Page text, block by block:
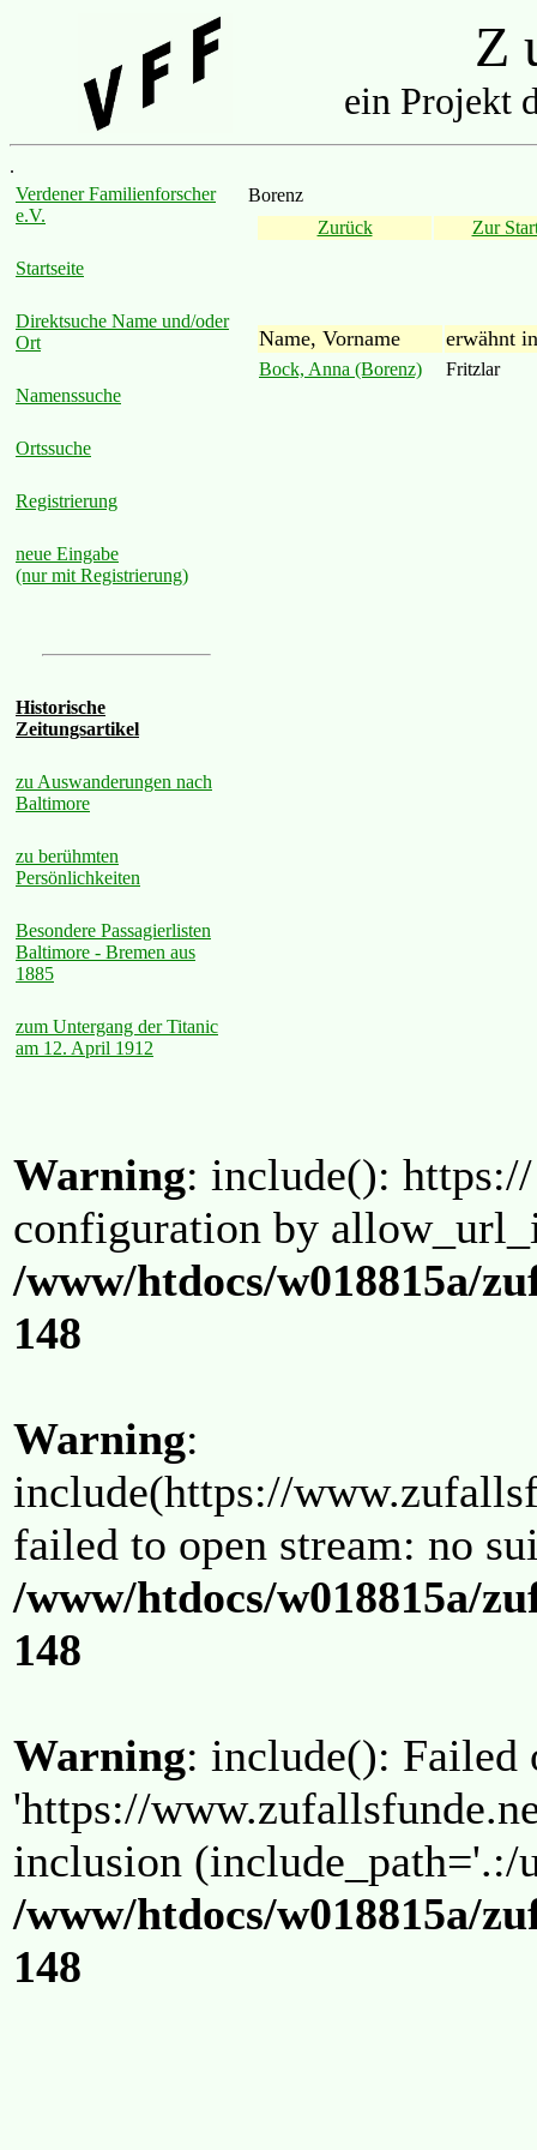
Z
ein Projekt
.
Verdener Familienforscher
e.V.
Startseite
Direktsuche Name und/oder
Ort
Namenssuche
Ortssuche
Registrierung
neue Eingabe
(nur mit Registrierung)
Historische
Zeitungsartikel
zu Auswanderungen nach
Baltimore
zu berühmten
Persönlichkeiten
Besondere Passagierlisten
Baltimore - Bremen aus
1885
zum Untergang der Titanic
am 12. April 1912
Borenz
Zurück
Zur
Name, Vorname erwähnt in
Bock, Anna (Borenz) Fritzlar
Warning: include():
configuration by
/www/htdocs/w018815a/
148
Warning:
include(https://
failed to open stream: no
/www/htdocs/w018815a/
148
Warning: include(): Failed
'https://
inclusion (include_path='.:/
/www/htdocs/w018815a/
148